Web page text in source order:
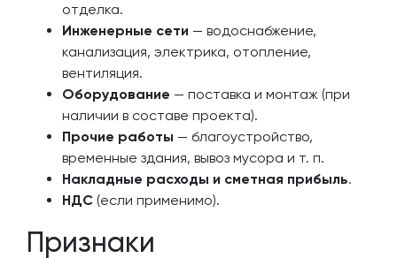
отделка.
Инженерные сети — водоснабжение,
канализация, электрика, отопление,
вентиляция.
Оборудование — поставка и монтаж (при
наличии в составе проекта).
Прочие работы — благоустройство,
временные здания, вывоз мусора и т. п.
Накладные расходы и сметная прибыль.
НДС (если применимо).
Признаки